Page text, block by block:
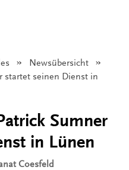
Newsübersicht
startet seinen Dienst in
Sumner
in Lünen
Coesfeld